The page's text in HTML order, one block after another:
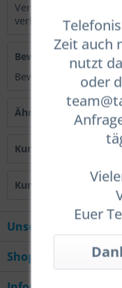
Verschiebt das
verbessert so den
Bewertungen
Bewertungen lesen,
Ähnliche Artikel
Kunden kauften auch
Kunden haben sich
Zeit auch
nutzt
oder
Euer
Unsere Hotline
Shop Service